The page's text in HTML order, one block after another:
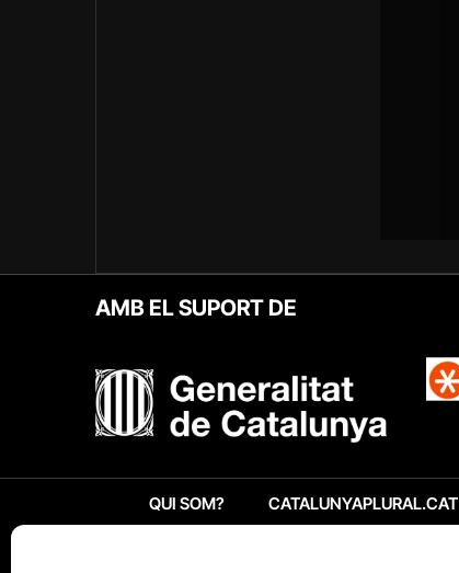
AMB EL SUPORT DE
QUI SOM? CATALUNYAPLURAL.CAT